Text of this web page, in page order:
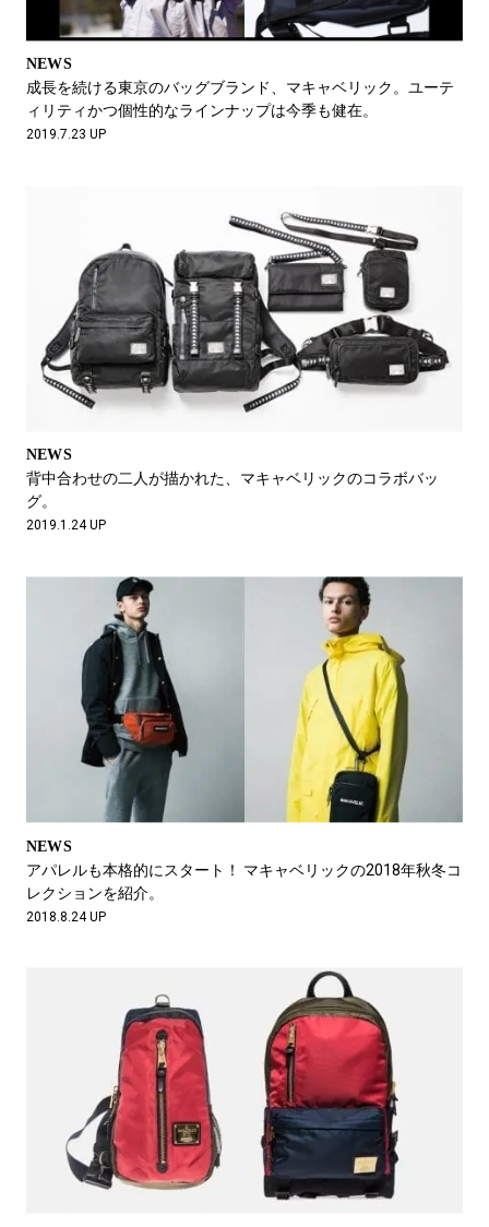
NEWS
成長を続ける東京のバッグブランド、マキャベリック。ユーテ
ィリティかつ個性的なラインナップは今季も健在。
2019.7.23 UP
NEWS
背中合わせの二人が描かれた、マキャベリックのコラボバッ
グ。
2019.1.24 UP
NEWS
アパレルも本格的にスタート！ マキャベリックの2018年秋冬コ
レクションを紹介。
2018.8.24 UP